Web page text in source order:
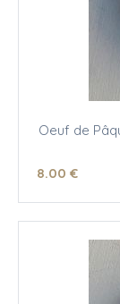
Oeuf de
8.00 €